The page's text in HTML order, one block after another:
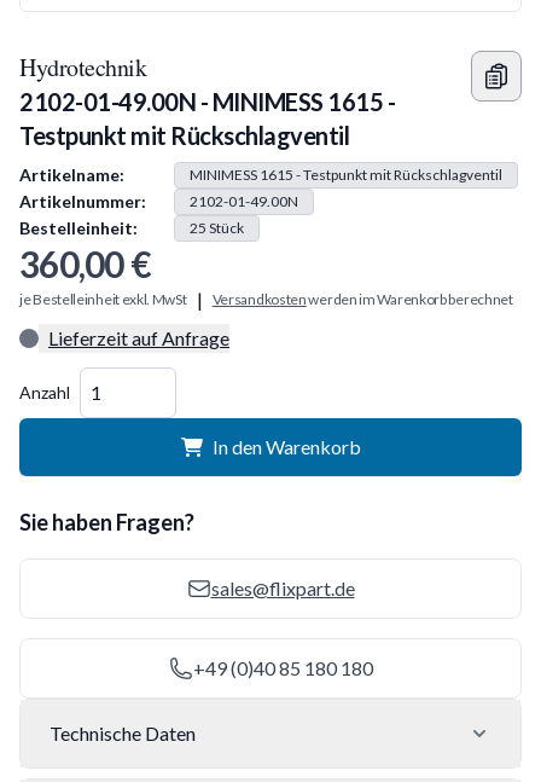
Hydrotechnik
2102-01-49.00N - MINIMESS 1615 -
Testpunkt mit Rückschlagventil
Produkt Information
Artikelname: MINIMESS 1615 - Testpunkt mit Rückschlagventil
Artikelnummer: 2102-01-49.00N
Bestelleinheit: 25 Stück
360,00 €
je Bestelleinheit exkl. MwSt | Versandkostenwerden im Warenkorb berechnet
Lieferzeit auf Anfrage
Anzahl
In den Warenkorb
Sie haben Fragen?
sales@flixpart.de
+49 (0)40 85 180 180
Technische Daten